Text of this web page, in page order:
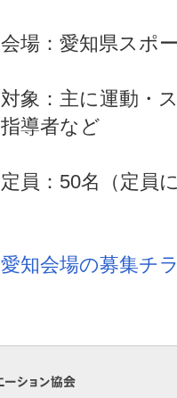
会場：愛知県スポ
対象：主に運動・
指導者など
定員：50名（定員
愛知会場の募集チ